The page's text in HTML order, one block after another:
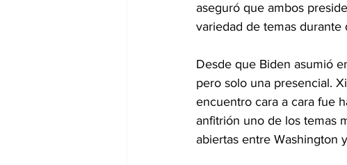
aseguró que ambos
variedad de temas durante
Desde que Biden asumió
pero solo una presencial.
encuentro cara a cara fue
anfitrión uno de los temas
abiertas entre Washington